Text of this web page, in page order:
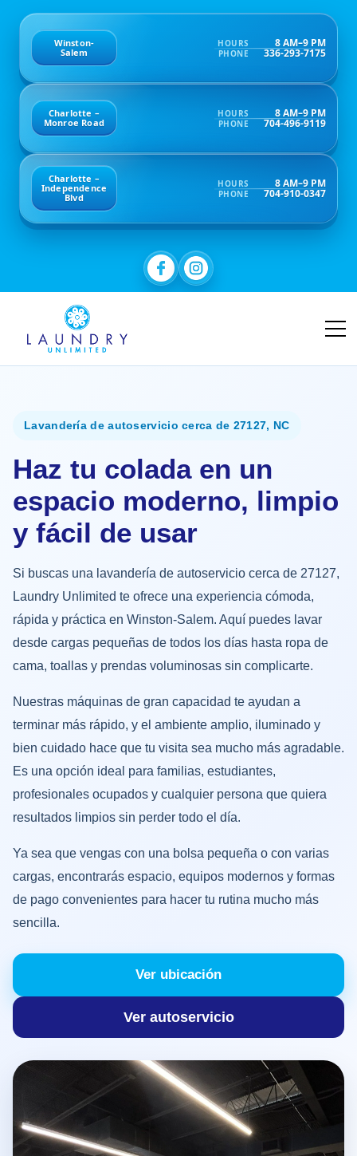
Winston-
Salem
HOURS 8 AM–9 PM
PHONE 336-293-7175
Charlotte –
Monroe Road
HOURS 8 AM–9 PM
PHONE 704-496-9119
Charlotte –
Independence
Blvd
HOURS 8 AM–9 PM
PHONE 704-910-0347
Lavandería de autoservicio cerca de 27127, NC
Haz tu colada en un
espacio moderno, limpio
y fácil de usar
Si buscas una lavandería de autoservicio cerca de 27127,
Laundry Unlimited te ofrece una experiencia cómoda,
rápida y práctica en Winston-Salem. Aquí puedes lavar
desde cargas pequeñas de todos los días hasta ropa de
cama, toallas y prendas voluminosas sin complicarte.
Nuestras máquinas de gran capacidad te ayudan a
terminar más rápido, y el ambiente amplio, iluminado y
bien cuidado hace que tu visita sea mucho más agradable.
Es una opción ideal para familias, estudiantes,
profesionales ocupados y cualquier persona que quiera
resultados limpios sin perder todo el día.
Ya sea que vengas con una bolsa pequeña o con varias
cargas, encontrarás espacio, equipos modernos y formas
de pago convenientes para hacer tu rutina mucho más
sencilla.
Ver ubicación
Ver autoservicio